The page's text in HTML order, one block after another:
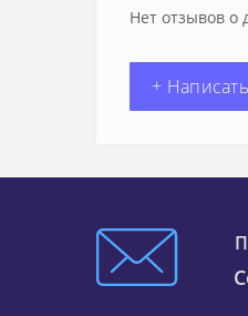
Нет отзывов о
+